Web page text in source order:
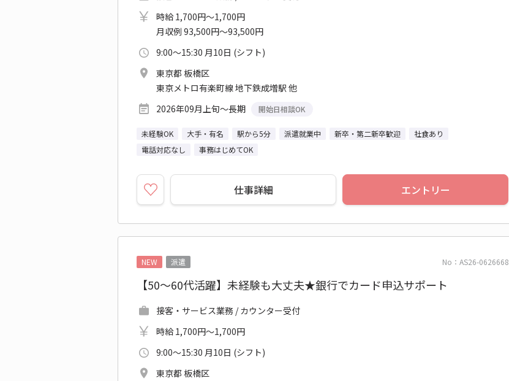
時給 1,700円～1,700円
月収例 93,500円～93,500円
9:00～15:30 月10日 (シフト)
東京都 板橋区
東京メトロ有楽町線 地下鉄成増駅 他
2026年09月上旬～長期
開始日相談OK
未経験OK 大手・有名 駅から5分 派遣就業中 新卒・第二新卒歓迎
社食あり
電話対応なし
事務はじめてOK
仕事詳細 エントリー
No：AS26-0626668
NEW 派遣
【50～60代活躍】未経験も大丈夫★銀行でカード申込サポート
接客・サービス業務 / カウンター受付
時給 1,700円～1,700円
9:00～15:30 月10日 (シフト)
東京都 板橋区